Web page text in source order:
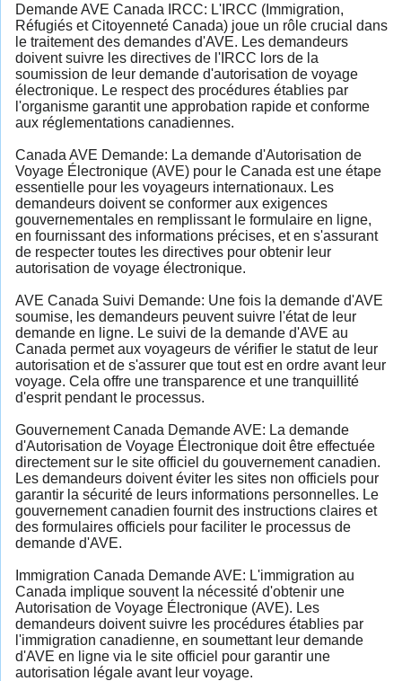
Demande AVE Canada IRCC: L'IRCC (Immigration,
Réfugiés et Citoyenneté Canada) joue un rôle crucial dans
le traitement des demandes d'AVE. Les demandeurs
doivent suivre les directives de l'IRCC lors de la
soumission de leur demande d'autorisation de voyage
électronique. Le respect des procédures établies par
l'organisme garantit une approbation rapide et conforme
aux réglementations canadiennes.
Canada AVE Demande: La demande d'Autorisation de
Voyage Électronique (AVE) pour le Canada est une étape
essentielle pour les voyageurs internationaux. Les
demandeurs doivent se conformer aux exigences
gouvernementales en remplissant le formulaire en ligne,
en fournissant des informations précises, et en s'assurant
de respecter toutes les directives pour obtenir leur
autorisation de voyage électronique.
AVE Canada Suivi Demande: Une fois la demande d'AVE
soumise, les demandeurs peuvent suivre l'état de leur
demande en ligne. Le suivi de la demande d'AVE au
Canada permet aux voyageurs de vérifier le statut de leur
autorisation et de s'assurer que tout est en ordre avant leur
voyage. Cela offre une transparence et une tranquillité
d'esprit pendant le processus.
Gouvernement Canada Demande AVE: La demande
d'Autorisation de Voyage Électronique doit être effectuée
directement sur le site officiel du gouvernement canadien.
Les demandeurs doivent éviter les sites non officiels pour
garantir la sécurité de leurs informations personnelles. Le
gouvernement canadien fournit des instructions claires et
des formulaires officiels pour faciliter le processus de
demande d'AVE.
Immigration Canada Demande AVE: L'immigration au
Canada implique souvent la nécessité d'obtenir une
Autorisation de Voyage Électronique (AVE). Les
demandeurs doivent suivre les procédures établies par
l'immigration canadienne, en soumettant leur demande
d'AVE en ligne via le site officiel pour garantir une
autorisation légale avant leur voyage.